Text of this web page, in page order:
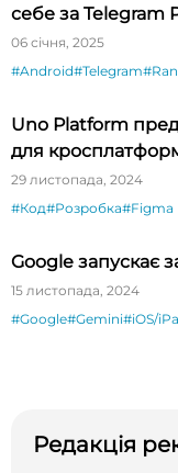
себе за Telegram
06 січня, 2025
#Android#Telegram
Uno Platform
для
29 листопада, 2024
#Код#Розробка#Figma
Google запускає
15 листопада, 2024
#Google#Gemini#iOS/
Редакція